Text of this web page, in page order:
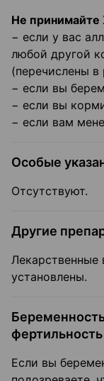
Не принимайте
− если у вас
любой другой
(перечислены в
− если вы
− если вы
− если вам
Особые
Отсутствуют.
Другие
Лекарственные
установлены.
фертильность
Если вы